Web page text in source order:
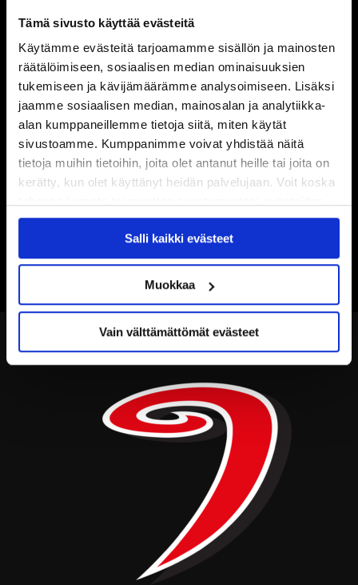
Tämä sivusto käyttää evästeitä
Käytämme evästeitä tarjoamamme sisällön ja mainosten
räätälöimiseen, sosiaalisen median ominaisuuksien
tukemiseen ja kävijämäärämme analysoimiseen. Lisäksi
jaamme sosiaalisen median, mainosalan ja analytiikka-
alan kumppaneillemme tietoja siitä, miten käytät
sivustoamme. Kumppanimme voivat yhdistää näitä
tietoja muihin tietoihin, joita olet antanut heille tai joita on
kerätty, kun olet käyttänyt heidän palvelujaan. Voit koska
käytöstäEvästeet-sivultamme.
Salli kaikki evästeet
Muokkaa
Vain välttämättömät evästeet